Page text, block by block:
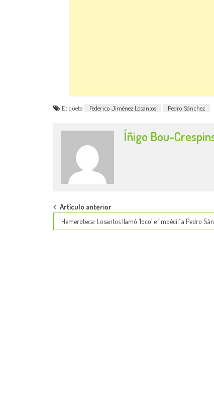
Etiqueta Federico Jiménez Losantos Pedro Sánchez
Íñigo Bou-
Post
navigation
Artículo anterior
Hemeroteca: Losantos llamó ‘loco’ e ‘imbécil’ a Pedro